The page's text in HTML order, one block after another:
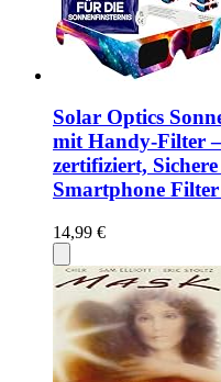
Solar Optics
mit Handy-Filter
zertifiziert,
Smartphone
14,99 €